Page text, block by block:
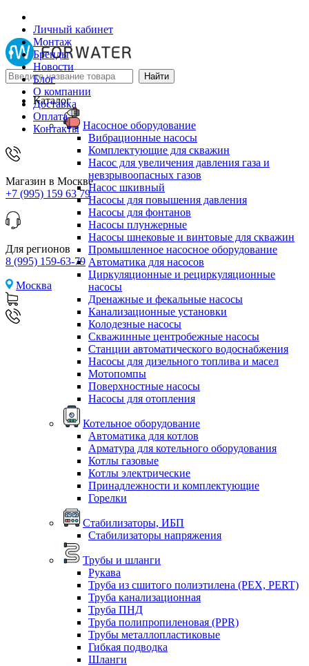
Личный кабинет
Монтаж
Бренды
Новости
Блог
О компании
Доставка
Оплата
Контакты
Магазин в Москве
+7 (995) 159 63 79
Для регионов
8 (995) 159-63-79
Москва
Каталог
Насосное оборудование
Вибрационные насосы
Комплектующие для скважин
Насос для увеличения давления газа и
невзрывоопасных газов
Насос шкивный
Насосы для повышения давления
Насосы для фонтанов
Насосы плунжерные
Насосы шнековые и винтовые для скважин
Промышленное насосное оборудование
Автоматика для насосов
Циркуляционные и рециркуляционные
насосы
Дренажные и фекальные насосы
Канализационные установки
Колодезные насосы
Скважинные центробежные насосы
Станции автоматического водоснабжения
Насосы для дизельного топлива и масел
Мотопомпы
Поверхностные насосы
Насосы для отопления
Котельное оборудование
Автоматика для котлов
Арматура для котельного оборудования
Котлы газовые
Котлы электрические
Принадлежности и комплектующие
Горелки
Стабилизаторы, ИБП
Стабилизаторы напряжения
Трубы и шланги
Рукава
Труба из сшитого полиэтилена (PEX, PERT)
Труба канализационная
Труба ПНД
Труба полипропиленовая (PPR)
Трубы металлопластиковые
Гибкая подводка
Шланги